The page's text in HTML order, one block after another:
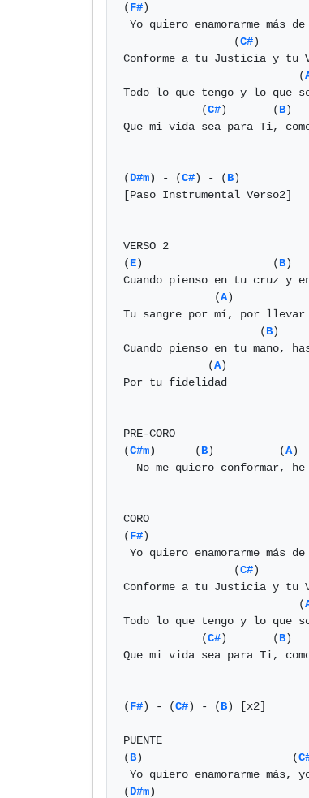
(F#)
                 (
C#)
Conforme a tu Justicia y tu
                           (
Todo lo que tengo y lo que
            (
C#)       (B)
Que mi vida sea para Ti,
(D#m) - (C#) - (B)
[Paso Instrumental Verso2]
VERSO 2
(E)                    (B)
Cuando pienso en tu cruz y
              (
A)
Tu sangre por mí, por llevar
                     (
B)
Cuando pienso en tu mano,
             (
A)
Por tu fidelidad
PRE-CORO
(C#m)      (B)          (A)
CORO
(F#)
                 (
C#)
Conforme a tu Justicia y tu
                           (
Todo lo que tengo y lo que
            (
C#)       (B)
Que mi vida sea para Ti,
(F#) - (C#) - (B) [x2]
PUENTE
(B)                       (
(D#m)